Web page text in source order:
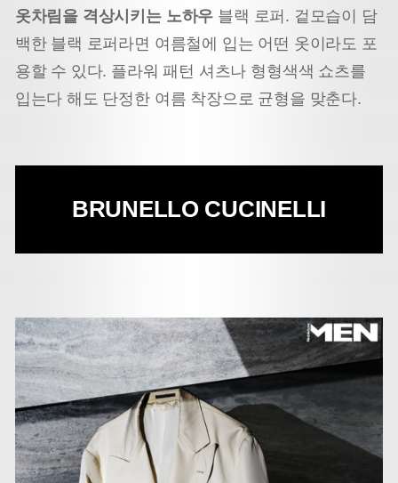
옷차림을 격상시키는 노하우 블랙 로퍼. 겉모습이 담
백한 블랙 로퍼라면 여름철에 입는 어떤 옷이라도 포
용할 수 있다. 플라워 패턴 셔츠나 형형색색 쇼츠를
입는다 해도 단정한 여름 착장으로 균형을 맞춘다.
BRUNELLO CUCINELLI